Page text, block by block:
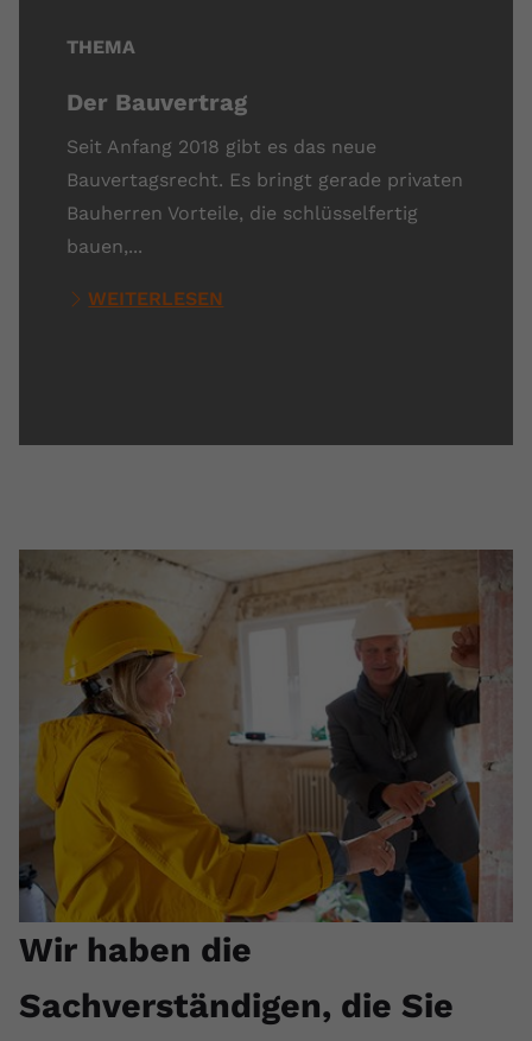
THEMA
Der Bauvertrag
Seit Anfang 2018 gibt es das neue
Bauvertagsrecht. Es bringt gerade privaten
Bauherren Vorteile, die schlüsselfertig
bauen,...
WEITERLESEN
Wir haben die
Sachverständigen, die Sie